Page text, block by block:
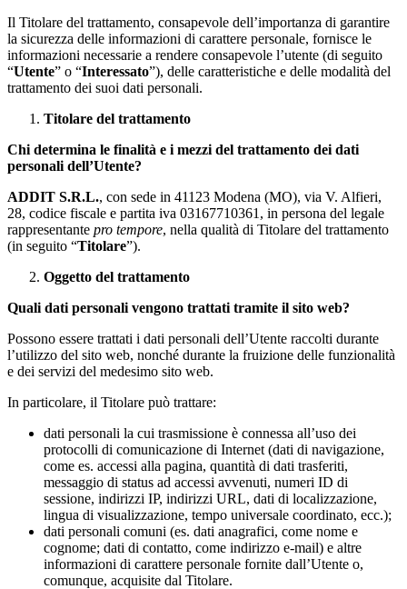
Il Titolare del trattamento, consapevole dell’importanza di garantire
la sicurezza delle informazioni di carattere personale, fornisce le
informazioni necessarie a rendere consapevole l’utente (di seguito
“Utente” o “Interessato”), delle caratteristiche e delle modalità del
trattamento dei suoi dati personali.
Titolare del trattamento
Chi determina le finalità e i mezzi del trattamento dei dati
personali dell’Utente?
ADDIT S.R.L., con sede in 41123 Modena (MO), via V. Alfieri,
28, codice fiscale e partita iva 03167710361, in persona del legale
rappresentante pro tempore, nella qualità di Titolare del trattamento
(in seguito “Titolare”).
Oggetto del trattamento
Quali dati personali vengono trattati tramite il sito web?
Possono essere trattati i dati personali dell’Utente raccolti durante
l’utilizzo del sito web, nonché durante la fruizione delle funzionalità
e dei servizi del medesimo sito web.
In particolare, il Titolare può trattare:
dati personali la cui trasmissione è connessa all’uso dei
protocolli di comunicazione di Internet (dati di navigazione,
come es. accessi alla pagina, quantità di dati trasferiti,
messaggio di status ad accessi avvenuti, numeri ID di
sessione, indirizzi IP, indirizzi URL, dati di localizzazione,
lingua di visualizzazione, tempo universale coordinato, ecc.);
dati personali comuni (es. dati anagrafici, come nome e
cognome; dati di contatto, come indirizzo e-mail) e altre
informazioni di carattere personale fornite dall’Utente o,
comunque, acquisite dal Titolare.